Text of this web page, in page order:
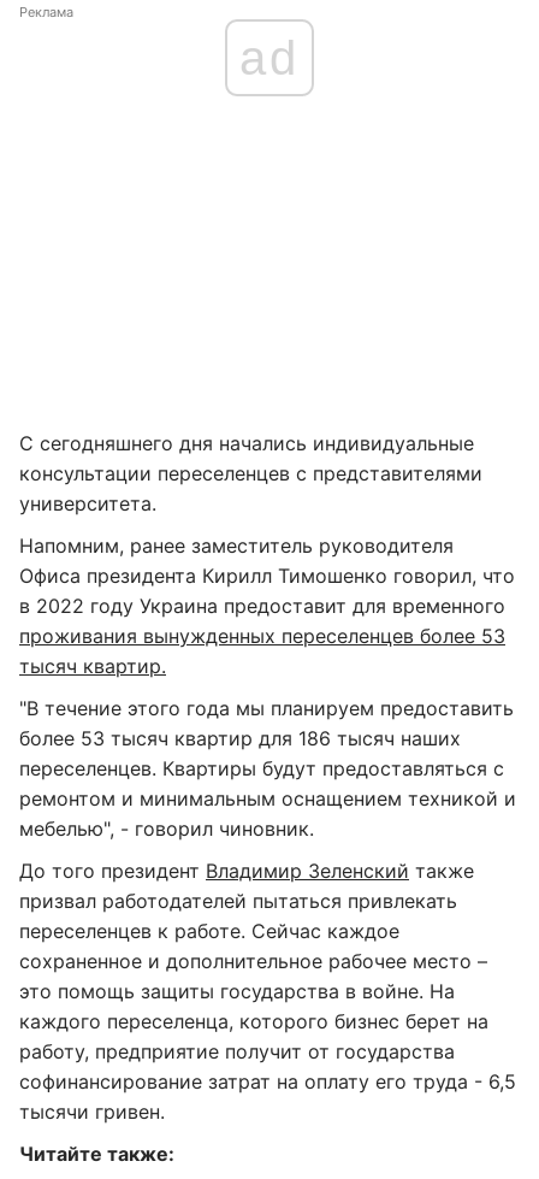
Реклама
ad
С сегодняшнего дня начались индивидуальные
консультации переселенцев с представителями
университета.
Напомним, ранее заместитель руководителя
Офиса президента Кирилл Тимошенко говорил, что
в 2022 году Украина предоставит для временного
проживания вынужденных переселенцев более 53
тысяч квартир.
"В течение этого года мы планируем предоставить
более 53 тысяч квартир для 186 тысяч наших
переселенцев. Квартиры будут предоставляться с
ремонтом и минимальным оснащением техникой и
мебелью", - говорил чиновник.
До того президент Владимир Зеленский также
призвал работодателей пытаться привлекать
переселенцев к работе. Сейчас каждое
сохраненное и дополнительное рабочее место –
это помощь защиты государства в войне. На
каждого переселенца, которого бизнес берет на
работу, предприятие получит от государства
софинансирование затрат на оплату его труда - 6,5
тысячи гривен.
Читайте также: